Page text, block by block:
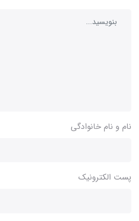
نام و نام خانوادگی
پست الکترونیک